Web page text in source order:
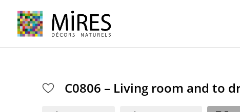
C0806 – Living room and to